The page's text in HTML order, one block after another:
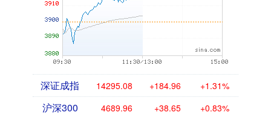
深证成指 14295.08 +184.96 +1.31%
沪深300 4689.96 +38.65 +0.83%